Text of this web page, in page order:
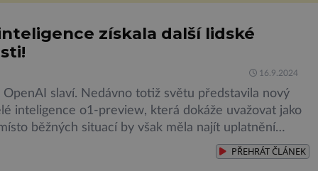
získala další lidské
16.9.2024
OpenAI slaví. Nedávno totiž světu představila nový
inteligence o1-preview, která dokáže uvažovat jako
běžných situací by však měla najít uplatnění
v profesionální sféře. Jedná se o první model z nové
má ambici zlepšit schopnosti strojového uvažování a
PŘEHRÁTČLÁNEK